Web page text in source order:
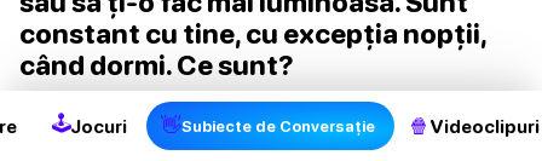
constant cu tine, cu excepția nopții,
când dormi. Ce sunt?
Răspuns: Sunt starea ta de spirit.
🕹Jocuri 👋Subiecte de Conversație 🍿 Videoclipuri